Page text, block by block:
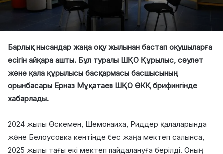
Барлық нысандар жаңа оқу жылынан бастап оқушыларға
есігін айқара ашты. Бұл туралы ШҚО Құрылыс, сәулет
және қала құрылысы басқармасы басшысының
орынбасары Ерназ Мұқатаев ШҚО ӨКҚ брифингінде
хабарлады.
2024 жылы Өскемен, Шемонаиха, Риддер қалаларында
және Белоусовка кентінде бес жаңа мектеп салынса,
2025 жылы тағы екі мектеп пайдалануға берілді. Оның